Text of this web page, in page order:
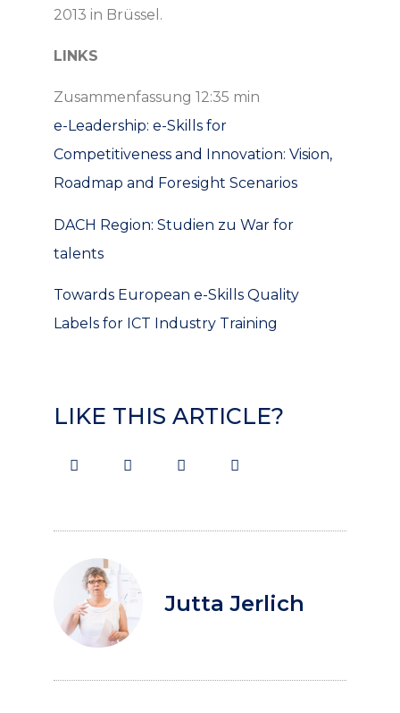
2013 in Brüssel.
LINKS
Zusammenfassung 12:35 min
e-Leadership: e-Skills for
Competitiveness and Innovation: Vision,
Roadmap and Foresight Scenarios
DACH Region: Studien zu War for
talents
Towards European e-Skills Quality
Labels for ICT Industry Training
LIKE THIS ARTICLE?
Jutta Jerlich